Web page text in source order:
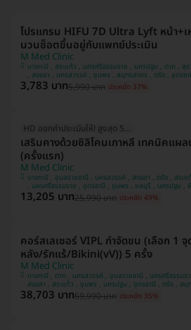
โปรแกรม HIFU 7D Ultra Lyft หน้า+เ
นวนช็อตขึ้นอยู่กับแพทย์ประเมิน
M Med Clinic
บางกะปิ , สระแก้ว , นครศรีธรรมราช , นครปฐม , ตาก , สุราษฎ์ธานี , อุบลราชธานี
, สงขลา , นครสวรรค์ , ชุมพร , สมุทรสาคร , ตรัง , อุดรธานี , พิษณุโลก , ชลบุรี
, ภูเก็ต
3,783 บาท5,990 บาท ประหยัด 37%
HD ออกค่าประเมินให้! สูงสุด 500 บ.
เสริมคางด้วยซิลิโคนเกาหลี เทคนิคแผ
(ครั้งแรก)
M Med Clinic
บางกะปิ , อุบลราชธานี , นครสวรรค์ , สงขลา , ตรัง , สระแก้ว , ตาก , สุราษฎ์ธานี
, นครศรีธรรมราช , อุดรธานี , ชุมพร , ชลบุรี , นครปฐม , พิษณุโลก , สมุทรสาคร
, ภูเก็ต
13,205 บาท25,990 บาท ประหยัด 49%
คอร์สเลเซอร์ VIPL กำจัดขน (เลือก 1
หลัง/รักแร้/Bikini(vV)) 5 ครั้ง
M Med Clinic
บางกะปิ , ตาก , นครสวรรค์ , อุบลราชธานี , นครศรีธรรมราช , สุราษฎ์ธานี ,
สงขลา , สระแก้ว , ชุมพร , นครปฐม , อุดรธานี , ตรัง , สมุทรสาคร , พิษณุโลก ,
ภูเก็ต , ชลบุรี
38,703 บาท59,990 บาท ประหยัด 35%